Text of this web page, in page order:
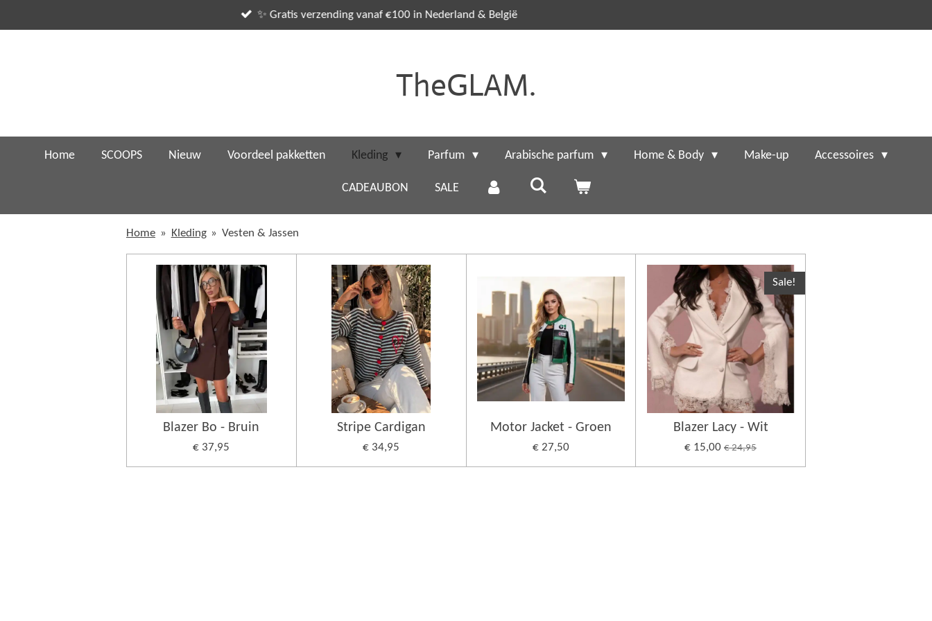
direct
📦 Op werkdagen vóór 13:00 uur besteld = dezelfde dag verzonden
TheGLAM.
Home SCOOPS Nieuw Voordeel pakketten Kleding Parfum Arabische parfum Home & Body Make-up Accessoires
CADEAUBON SALE
Home » Kleding » Vesten & Jassen
Blazer Bo - Bruin
€ 37,95
Stripe Cardigan
€ 34,95
Motor Jacket - Groen
€ 27,50
Sale!
Blazer Lacy - Wit
€ 15,00 € 24,95